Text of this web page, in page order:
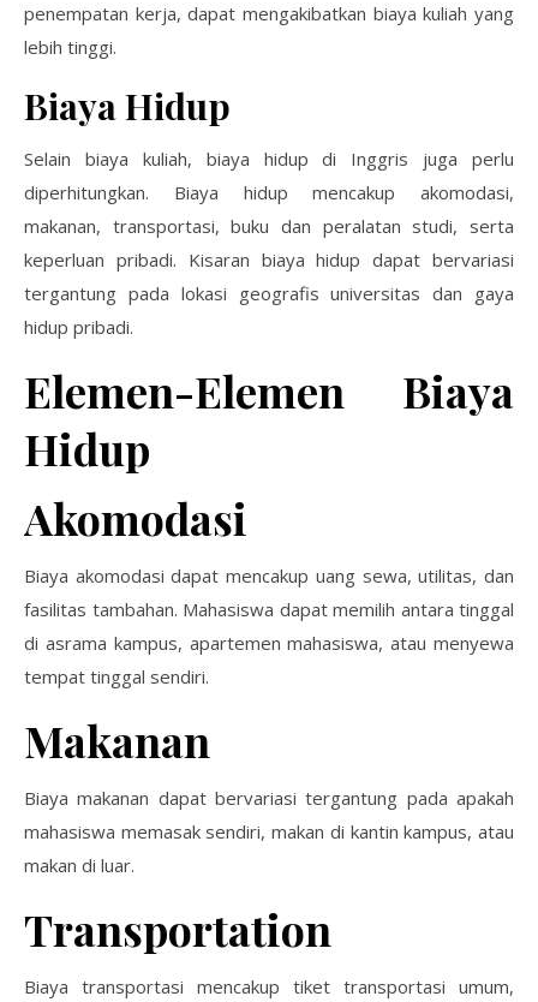
penempatan kerja, dapat mengakibatkan biaya kuliah yang
lebih tinggi.
Biaya Hidup
Selain biaya kuliah, biaya hidup di Inggris juga perlu
diperhitungkan. Biaya hidup mencakup akomodasi,
makanan, transportasi, buku dan peralatan studi, serta
keperluan pribadi. Kisaran biaya hidup dapat bervariasi
tergantung pada lokasi geografis universitas dan gaya
hidup pribadi.
Elemen-Elemen Biaya
Hidup
Akomodasi
Biaya akomodasi dapat mencakup uang sewa, utilitas, dan
fasilitas tambahan. Mahasiswa dapat memilih antara tinggal
di asrama kampus, apartemen mahasiswa, atau menyewa
tempat tinggal sendiri.
Makanan
Biaya makanan dapat bervariasi tergantung pada apakah
mahasiswa memasak sendiri, makan di kantin kampus, atau
makan di luar.
Transportation
Biaya transportasi mencakup tiket transportasi umum,